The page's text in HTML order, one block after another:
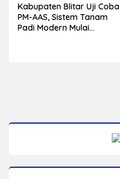
Kabupaten Blitar Uji Coba
PM-AAS, Sistem Tanam
Padi Modern Mulai